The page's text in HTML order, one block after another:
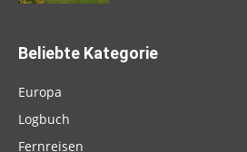
Beliebte Kategorie
Europa
Logbuch
Fernreisen